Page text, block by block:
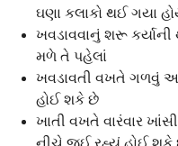
ઘણા કલાકો થઈ ગયા
ખવડાવવાનું શરૂ
મળે તે પહેલાં
ખવડાવતી વખતે ગળવું
હોઈ શકે છે
ખાતી વખતે વારંવાર
નીચે જઈ રહ્યું હોઈ શકે